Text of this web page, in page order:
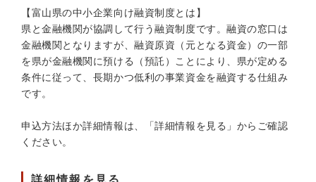
【富山県の中小企業向け融資制度とは】
県と金融機関が協調して行う融資制度です。融資の窓口は
金融機関となりますが、融資原資（元となる資金）の一部
を県が金融機関に預ける（預託）ことにより、県が定める
条件に従って、長期かつ低利の事業資金を融資する仕組み
です。
申込方法ほか詳細情報は、「詳細情報を見る」からご確認
ください。
詳細情報を見る